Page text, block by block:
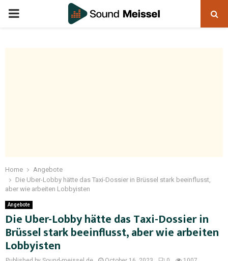
Home
Angebote
Die Uber-Lobby hätte das Taxi-Dossier in Brüssel stark beeinflusst,
aber wie arbeiten Lobbyisten
Angebote
Die Uber-Lobby hätte das Taxi-Dossier in
Brüssel stark beeinflusst, aber wie arbeiten
Lobbyisten